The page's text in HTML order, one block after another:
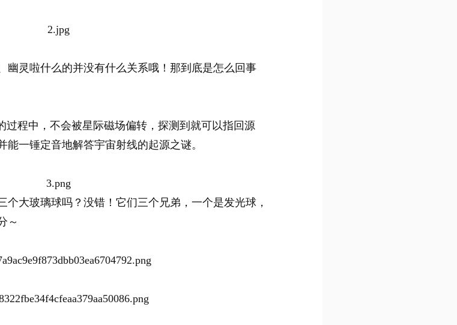
幽灵啦什么的并没有什么关系哦！那到底是怎么回事
过程中，不会被星际磁场偏转，探测到就可以指回源
一锤定音地解答宇宙射线的起源之谜。
个大玻璃球吗？没错！它们三个兄弟，一个是发光球，
～